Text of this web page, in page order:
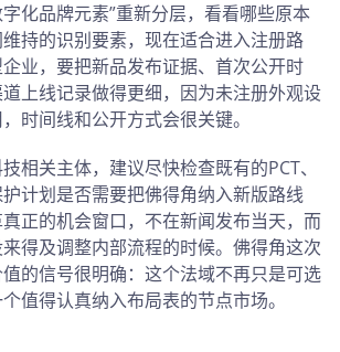
化品牌元素”重新分层，看看哪些原本
持的识别要素，现在适合进入注册路
业，要把新品发布证据、首次公开时
上线记录做得更细，因为未注册外观设
时间线和公开方式会很关键。
相关主体，建议尽快检查既有的PCT、
计划是否需要把佛得角纳入新版路线
正的机会窗口，不在新闻发布当天，而
得及调整内部流程的时候。佛得角这次
的信号很明确：这个法域不再只是可选
值得认真纳入布局表的节点市场。